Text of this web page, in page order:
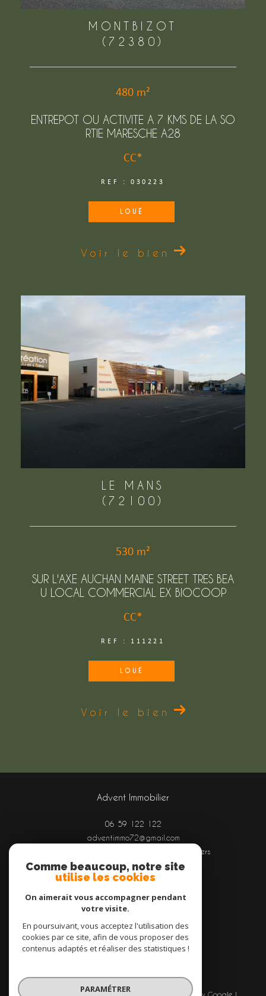
MONTBIZOT
(72380)
480 m²
ENTREPOT OU ACTIVITE A 7 KMS DE LA SO
RTIE MARESCHE A28
CC*
REF : 030223
LOUÉ
Voir le bien
LE MANS
(72100)
530 m²
SUR L'AXE AUCHAN MAINE STREET TRES BEA
U LOCAL COMMERCIAL EX BIOCOOP
CC*
REF : 111221
LOUÉ
Voir le bien
Advent Immobilier
06 59 122 122
adventimmo72@gmail.com
Aéroport Le Mans - Arnage, route d'Angers
72100
Le Mans
Adhérents
© 2026 | Tous droits réservés | Traduction powered by Google |
Comme beaucoup, notre site
utilise les cookies
On aimerait vous accompagner pendant
votre visite.
En poursuivant, vous acceptez l'utilisation des
cookies par ce site, afin de vous proposer des
contenus adaptés et réaliser des statistiques !
PARAMÉTRER